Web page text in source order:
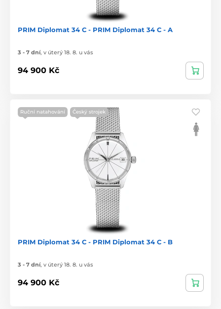
PRIM Diplomat 34 C - PRIM Diplomat 34 C - A
3 - 7 dní, v úterý 18. 8. u vás
94 900 Kč
Ruční natahování Český strojek
PRIM Diplomat 34 C - PRIM Diplomat 34 C - B
3 - 7 dní, v úterý 18. 8. u vás
94 900 Kč